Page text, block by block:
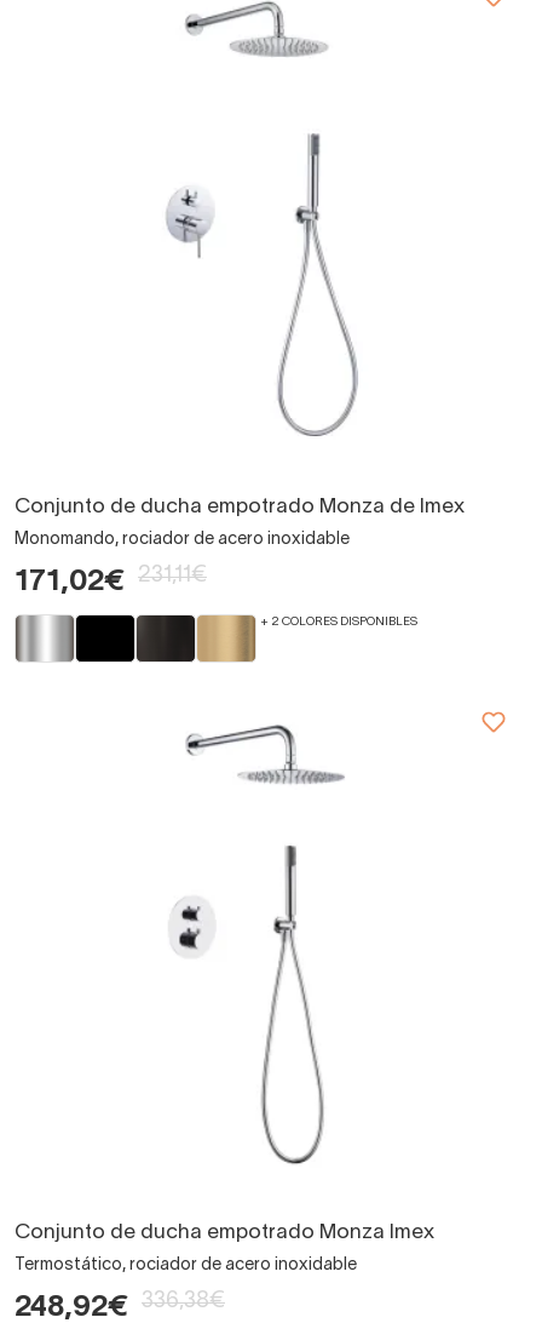
Conjunto de ducha empotrado Monza de Imex
Monomando, rociador de acero inoxidable
171,02€ 231,11€
+ 2 COLORES DISPONIBLES
Conjunto de ducha empotrado Monza Imex
Termostático, rociador de acero inoxidable
248,92€ 336,38€